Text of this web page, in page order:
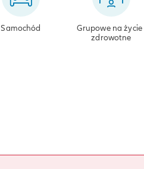
Samochód
Grupowe na życie
zdrowotne